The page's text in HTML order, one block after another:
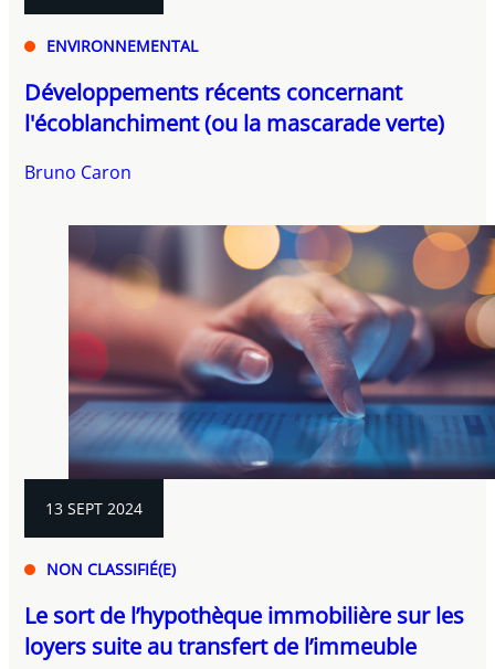
ENVIRONNEMENTAL
Développements récents concernant
l'écoblanchiment (ou la mascarade verte)
Bruno Caron
13 SEPT 2024
NON CLASSIFIÉ(E)
Le sort de l’hypothèque immobilière sur les
loyers suite au transfert de l’immeuble